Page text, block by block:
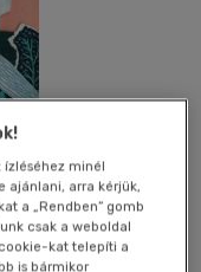
ízléséhez minél
ajánlani, arra kérjük,
a „Rendben” gomb
csak a weboldal
kat telepíti a
is bármikor